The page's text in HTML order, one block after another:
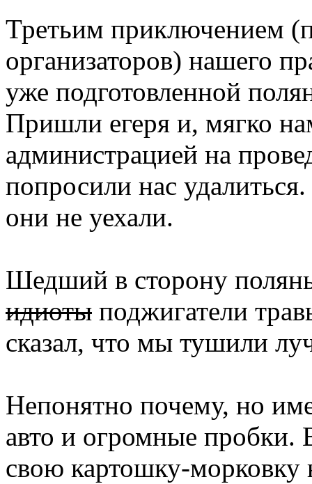
Третьим приключением
организаторов) нашего
уже подготовленной
Пришли егеря и, мягко
администрацией на
попросили нас
они не уехали.
Шедший в сторону
идиоты поджигатели
сказал, что мы тушили
Непонятно почему, но
авто и огромные пробки.
свою картошку-морковку